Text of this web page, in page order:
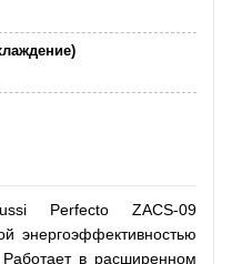
Perfecto ZACS-09
энергоэффективностью
в расширенном